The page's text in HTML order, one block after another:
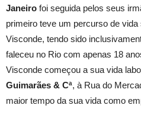
Janeiro foi seguida pelos seus
primeiro teve um percurso de
Visconde, tendo sido
faleceu no Rio com apenas 18
Visconde começou a sua vida
Guimarães & Cª, à Rua do
maior tempo da sua vida como